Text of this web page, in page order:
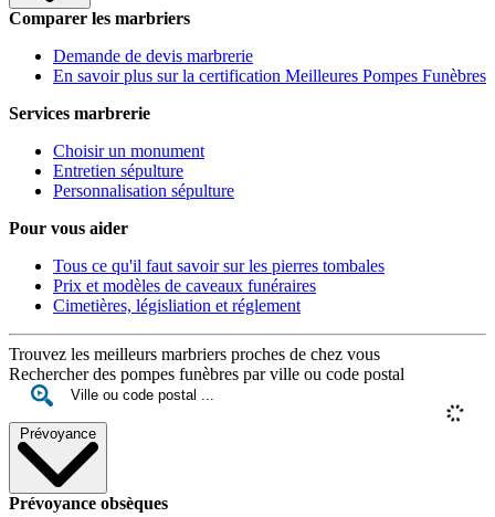
Comparer les marbriers
Demande de devis marbrerie
En savoir plus sur la certification Meilleures Pompes Funèbres
Services marbrerie
Choisir un monument
Entretien sépulture
Personnalisation sépulture
Pour vous aider
Tous ce qu'il faut savoir sur les pierres tombales
Prix et modèles de caveaux funéraires
Cimetières, législiation et réglement
Trouvez les meilleurs marbriers proches de chez vous
Rechercher des pompes funèbres par ville ou code postal
Prévoyance
Prévoyance obsèques